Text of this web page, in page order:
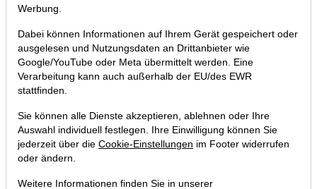
am Trading-Desk nutzen!
31.03.2022 um 11:21 Uhr | A. Zehetner
Werbung.
Dabei können Informationen auf Ihrem Gerät gespeichert oder
ausgelesen und Nutzungsdaten an Drittanbieter wie
Google/YouTube oder Meta übermittelt werden. Eine
Verarbeitung kann auch außerhalb der EU/des EWR
stattfinden.
Sie können alle Dienste akzeptieren, ablehnen oder Ihre
Auswahl individuell festlegen. Ihre Einwilligung können Sie
jederzeit über die Cookie-Einstellungen im Footer widerrufen
oder ändern.
Weitere Informationen finden Sie in unserer